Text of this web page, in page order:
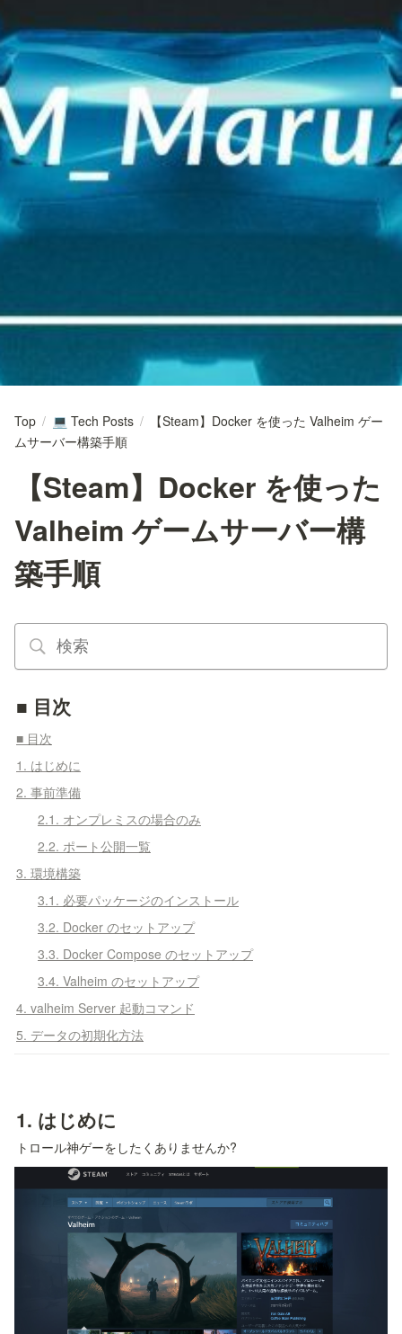
Top / 💻 Tech Posts /
【Steam】Docker を使った Valheim ゲー
ムサーバー構築手順
【Steam】Docker を使った
Valheim ゲームサーバー構
築手順
■ 目次
■ 目次
1. はじめに
2. 事前準備
2.1. オンプレミスの場合のみ
2.2. ポート公開一覧
3. 環境構築
3.1. 必要パッケージのインストール
3.2. Docker のセットアップ
3.3. Docker Compose のセットアップ
3.4. Valheim のセットアップ
4. valheim Server 起動コマンド
5. データの初期化方法
1. はじめに
トロール神ゲーをしたくありませんか?